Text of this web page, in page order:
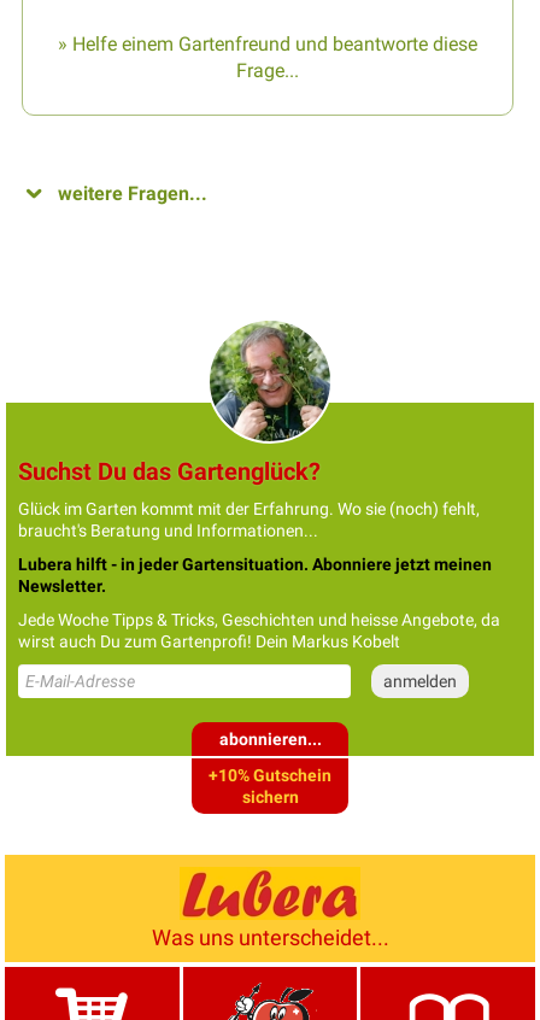
» Helfe einem Gartenfreund und beantworte diese
Frage...
weitere Fragen...
Suchst Du das Gartenglück?
Glück im Garten kommt mit der Erfahrung. Wo sie (noch) fehlt,
braucht's Beratung und Informationen...
Lubera hilft - in jeder Gartensituation. Abonniere jetzt meinen
Newsletter.
Jede Woche Tipps & Tricks, Geschichten und heisse Angebote, da
wirst auch Du zum Gartenprofi! Dein Markus Kobelt
abonnieren...
+10% Gutschein
sichern
Was uns unterscheidet...